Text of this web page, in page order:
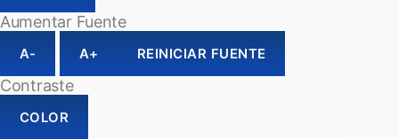
Aumentar Fuente
A- A+ REINICIAR FUENTE
Contraste
COLOR